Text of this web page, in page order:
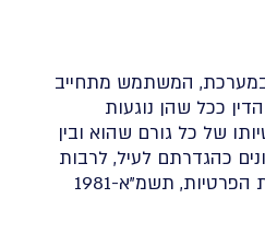
במערכת, המשתמש מתחייב
ככל שהן נוגעות
של כל גורם שהוא ובין
כהגדרתם לעיל, לרבות
מלוא דרישות חוק הגנת הפרטיות, תשמ"א-1981